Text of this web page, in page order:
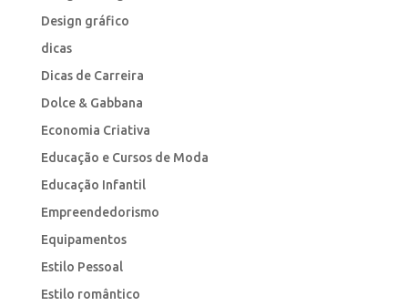
Design gráfico
dicas
Dicas de Carreira
Dolce & Gabbana
Economia Criativa
Educação e Cursos de Moda
Educação Infantil
Empreendedorismo
Equipamentos
Estilo Pessoal
Estilo romântico